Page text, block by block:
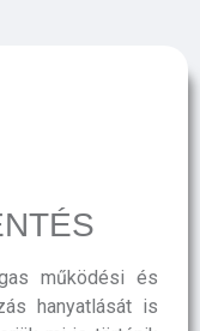
működési és
hanyatlását is